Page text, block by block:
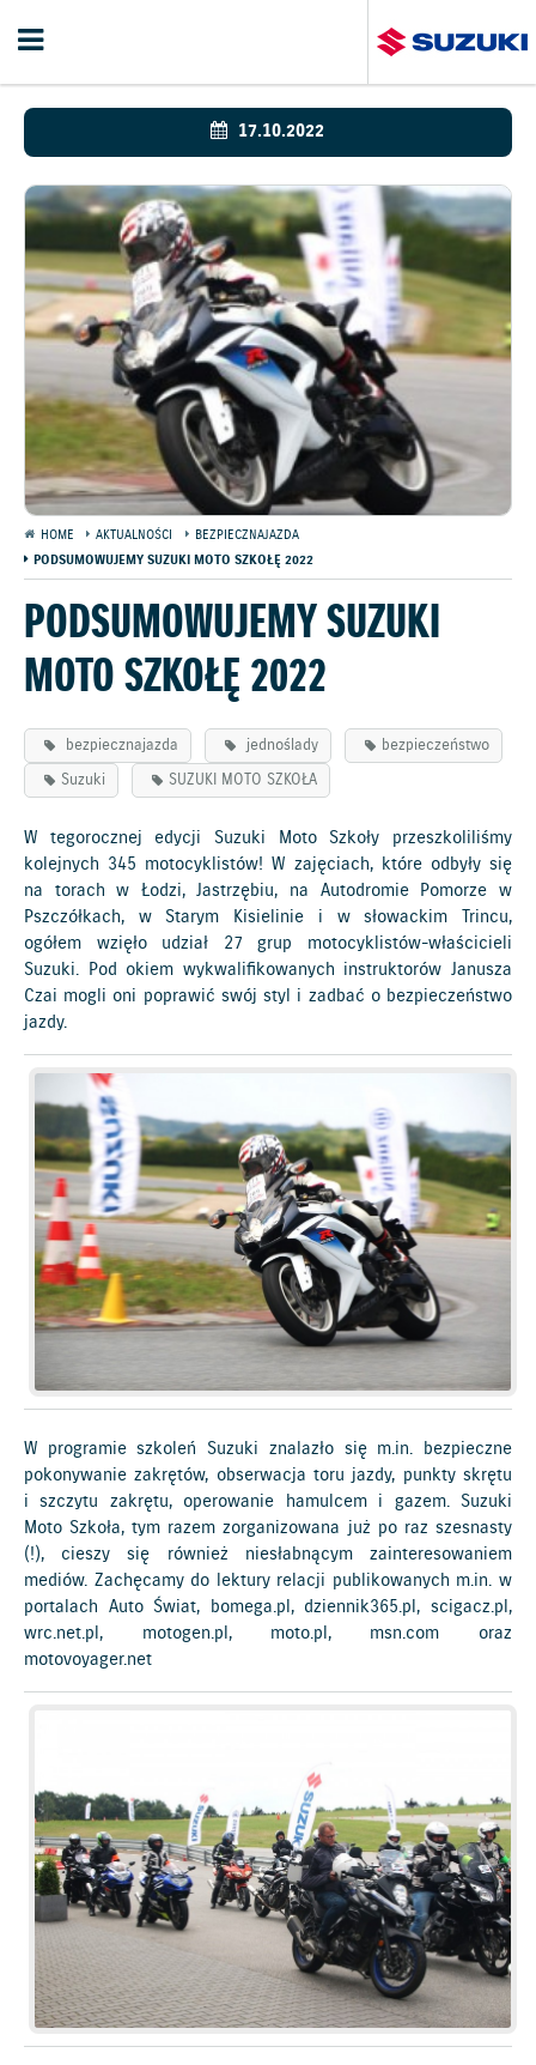
17.10.2022
HOME AKTUALNOŚCI
BEZPIECZNAJAZDA
PODSUMOWUJEMY SUZUKI MOTO SZKOŁĘ 2022
PODSUMOWUJEMY SUZUKI
MOTO SZKOŁĘ 2022
bezpiecznajazda jednoślady
bezpieczeństwo
Suzuki
SUZUKI MOTO SZKOŁA
W tegorocznej edycji Suzuki Moto Szkoły przeszkoliliśmy
kolejnych 345 motocyklistów! W zajęciach, które odbyły się
na torach w Łodzi, Jastrzębiu, na Autodromie Pomorze w
Pszczółkach, w Starym Kisielinie i w słowackim Trincu,
ogółem wzięło udział 27 grup motocyklistów-właścicieli
Suzuki. Pod okiem wykwalifikowanych instruktorów Janusza
Czai mogli oni poprawić swój styl i zadbać o bezpieczeństwo
jazdy.
W programie szkoleń Suzuki znalazło się m.in. bezpieczne
pokonywanie zakrętów, obserwacja toru jazdy, punkty skrętu
i szczytu zakrętu, operowanie hamulcem i gazem. Suzuki
Moto Szkoła, tym razem zorganizowana już po raz szesnasty
(!), cieszy się również niesłabnącym zainteresowaniem
mediów. Zachęcamy do lektury relacji publikowanych m.in. w
portalach Auto Świat, bomega.pl, dziennik365.pl, scigacz.pl,
wrc.net.pl, motogen.pl, moto.pl, msn.com oraz
motovoyager.net